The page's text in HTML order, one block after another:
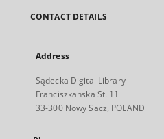
CONTACT DETAILS
Address
Sądecka Digital Library
Franciszkanska St. 11
33-300 Nowy Sacz, POLAND